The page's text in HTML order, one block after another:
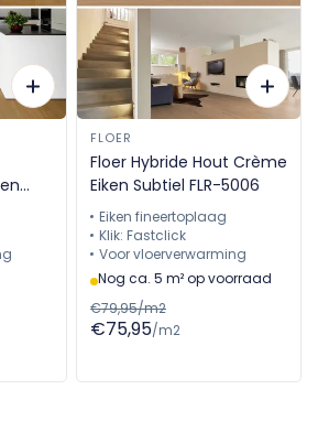
FLOER
Floer Hybride Hout Crème
Eiken Subtiel FLR-5006
Eiken fineertoplaag
Klik: Fastclick
Voor vloerverwarming
Nog ca. 5 m² op voorraad
€79,95/m2
€75,95/m2